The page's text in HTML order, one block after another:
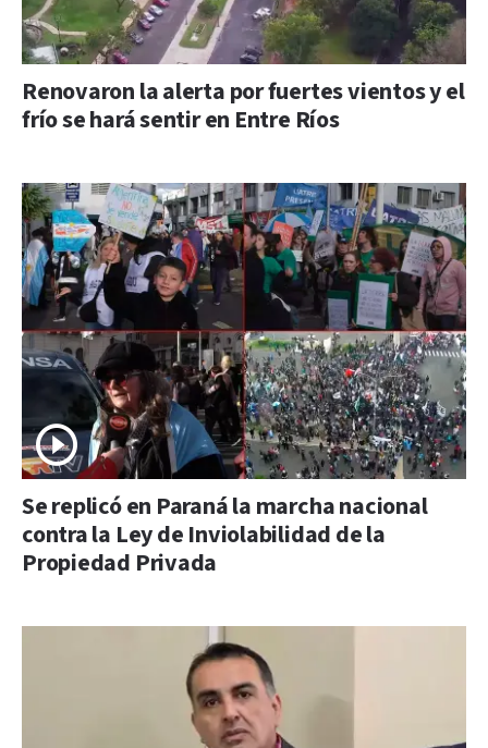
Renovaron la alerta por fuertes vientos y el
frío se hará sentir en Entre Ríos
Se replicó en Paraná la marcha nacional
contra la Ley de Inviolabilidad de la
Propiedad Privada